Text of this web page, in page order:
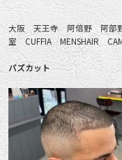
大阪 天王寺 阿倍野 阿部
室 CUFFIA MENSHAIR
バズカット